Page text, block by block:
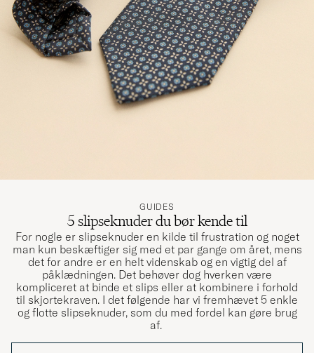
GUIDES
5 slipseknuder du bør kende til
For nogle er slipseknuder en kilde til frustration og noget
man kun beskæftiger sig med et par gange om året, mens
det for andre er en helt videnskab og en vigtig del af
påklædningen. Det behøver dog hverken være
kompliceret at binde et slips eller at kombinere i forhold
til skjortekraven. I det følgende har vi fremhævet 5 enkle
og flotte slipseknuder, som du med fordel kan gøre brug
af.